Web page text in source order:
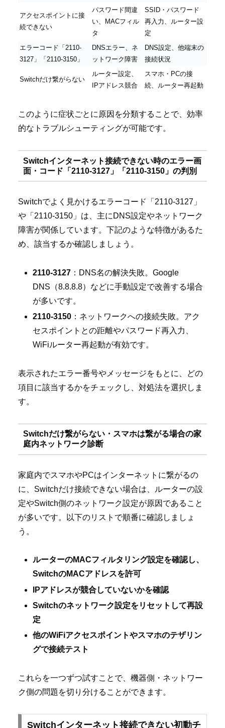
アクセスポイントに接
続できない
パスワード間違
い、MACフィル
タ
SSID・パスワード
再入力、ルーター設
定
エラーコード「2110-
3127」「2110-3150」
DNSエラー、ネ
ットワーク障害
DNS設定、他端末の
接続状況
Switchだけ繋がらない
ルーター設定、
IPアドレス競合
スマホ・PCの接
続、ルーター再起動
このように症状ごとに原因を分類することで、効率
的なトラブルシューティングが可能です。
Switchインターネット接続できない時のエラー画
面・コード「2110-3127」「2110-3150」の判別
Switchでよく見かけるエラーコード「2110-3127」
や「2110-3150」は、主にDNS設定やネットワーク
障害が関係しています。下記のような特徴があるた
め、該当するか確認しましょう。
2110-3127 ：DNS名の解決失敗。Google
DNS（8.8.8.8）などに手動設定で改善する場合
が多いです。
2110-3150 ：ネットワークへの接続失敗。アク
セスポイントとの距離やパスワード再入力、
WiFiルーター再起動が有効です。
表示されたエラー番号やメッセージをもとに、どの
項目に該当するかをチェックし、対処法を選択しま
す。
Switchだけ繋がらない・スマホは繋がる場合の家
庭内ネットワーク診断
家庭内でスマホやPCはインターネットに繋がるの
に、Switchだけ接続できない場合は、ルーターの設
定やSwitch側のネットワーク設定が原因であること
が多いです。以下のリストで順番に確認しましょ
う。
ルーターのMACフィルタリング設定を確認し、
SwitchのMACアドレスを許可
IPアドレスが競合していないかを確認
Switchのネットワーク設定をリセットして再設
定
他のWiFiアクセスポイントやスマホのテザリン
グで接続テスト
これらを一つずつ試すことで、機器側・ネットワー
ク側の問題を切り分けることができます。
Switchインターネット接続できない初動チ